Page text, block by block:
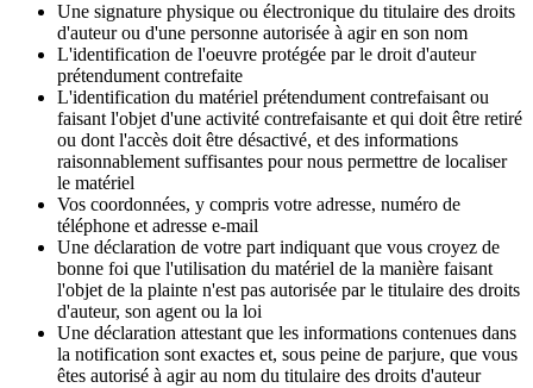
Une signature physique ou électronique du titulaire des droits
d'auteur ou d'une personne autorisée à agir en son nom
L'identification de l'oeuvre protégée par le droit d'auteur
prétendument contrefaite
L'identification du matériel prétendument contrefaisant ou
faisant l'objet d'une activité contrefaisante et qui doit être retiré
ou dont l'accès doit être désactivé, et des informations
raisonnablement suffisantes pour nous permettre de localiser
le matériel
Vos coordonnées, y compris votre adresse, numéro de
téléphone et adresse e-mail
Une déclaration de votre part indiquant que vous croyez de
bonne foi que l'utilisation du matériel de la manière faisant
l'objet de la plainte n'est pas autorisée par le titulaire des droits
d'auteur, son agent ou la loi
Une déclaration attestant que les informations contenues dans
la notification sont exactes et, sous peine de parjure, que vous
êtes autorisé à agir au nom du titulaire des droits d'auteur